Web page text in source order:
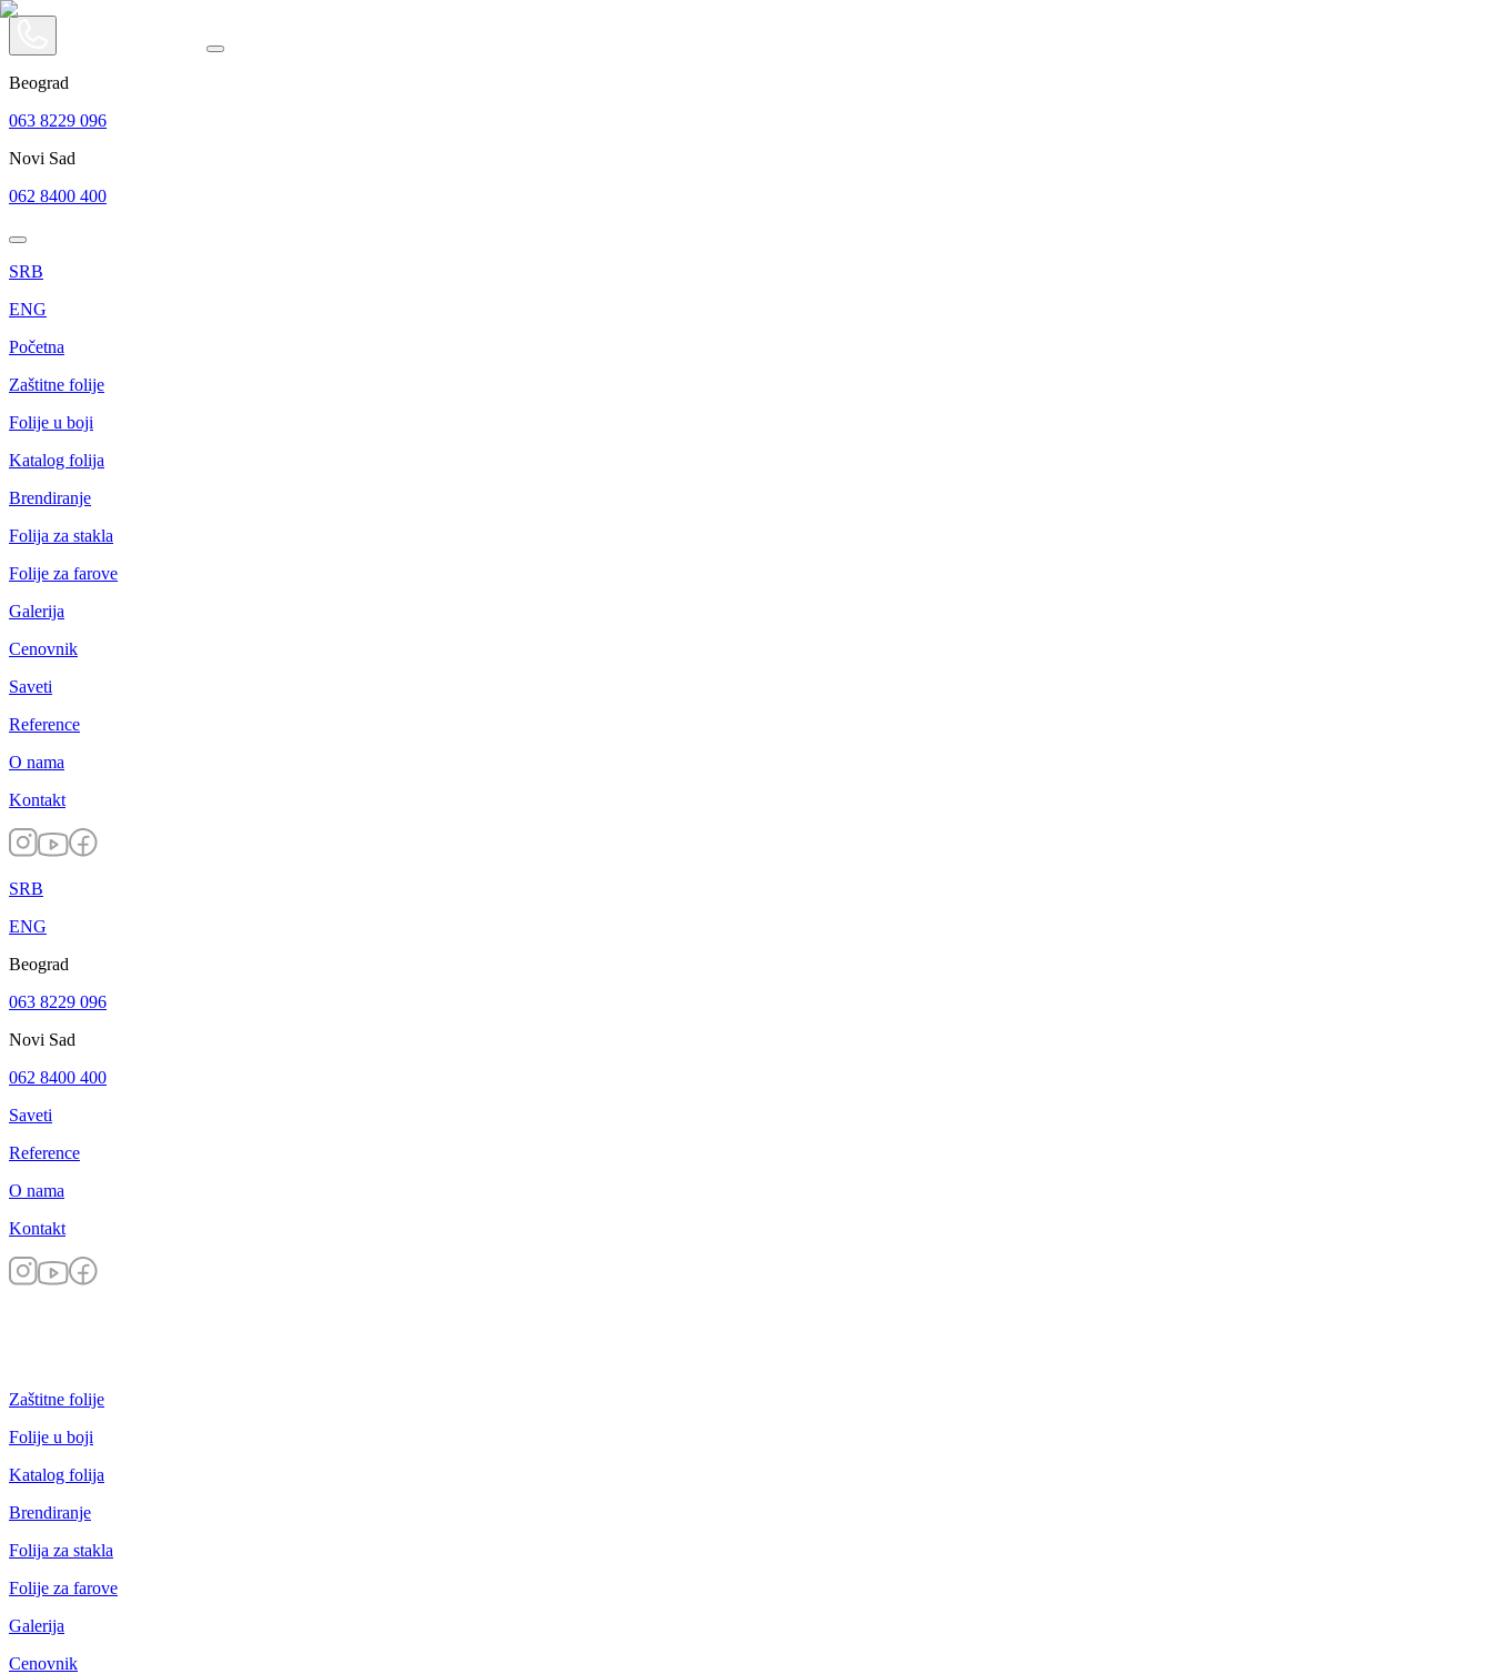
Beograd
063 8229 096
Novi Sad
062 8400 400
SRB
ENG
Početna
Zaštitne folije
Folije u boji
Katalog folija
Brendiranje
Folija za stakla
Folije za farove
Galerija
Cenovnik
Saveti
Reference
O nama
Kontakt
SRB
ENG
Beograd
063 8229 096
Novi Sad
062 8400 400
Saveti
Reference
O nama
Kontakt
Zaštitne folije
Folije u boji
Katalog folija
Brendiranje
Folija za stakla
Folije za farove
Galerija
Cenovnik